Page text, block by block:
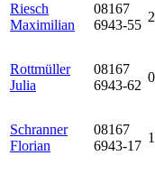
Riesch
Maximilian
08167
6943-55
Rottmüller
Julia
08167
6943-62
Schranner
Florian
08167
6943-17